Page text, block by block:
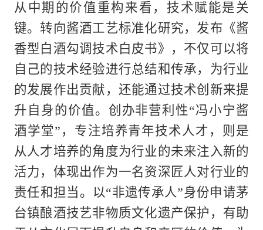
从中期的价值重构来看，技术赋能是关
键。转向酱酒工艺标准化研究，发布《酱
香型白酒勾调技术白皮书》，不仅可以将
自己的技术经验进行总结和传承，为行业
的发展作出贡献，还能通过技术创新来提
升自身的价值。创办非营利性“冯小宁酱
酒学堂”，专注培养青年技术人才，则是
从人才培养的角度为行业的未来注入新的
活力，体现出作为一名资深匠人对行业的
责任和担当。以“非遗传承人”身份申请茅
台镇酿酒技艺非物质文化遗产保护，有助